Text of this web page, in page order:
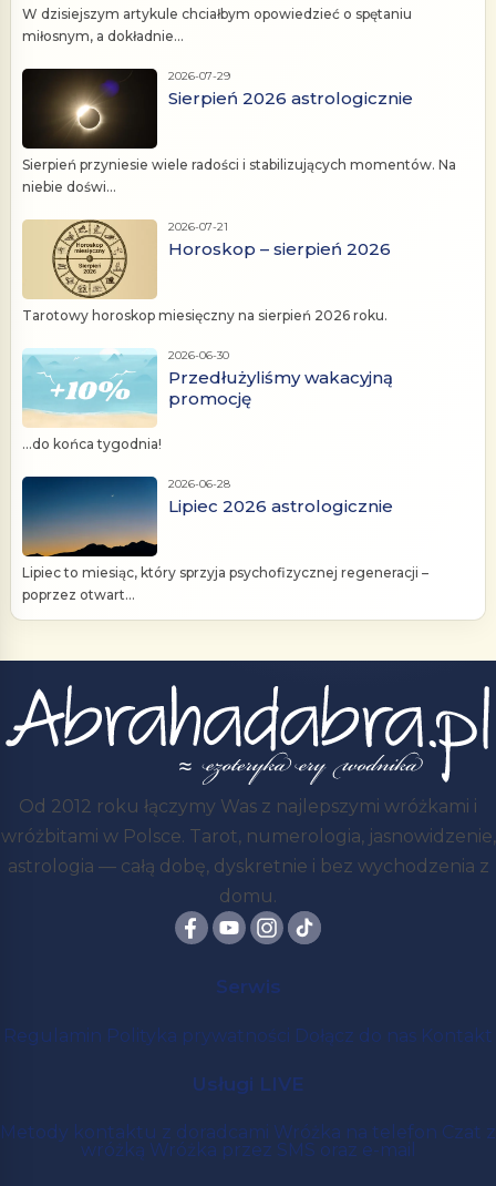
W dzisiejszym artykule chciałbym opowiedzieć o spętaniu
miłosnym, a dokładnie...
2026-07-29
Sierpień 2026 astrologicznie
Sierpień przyniesie wiele radości i stabilizujących momentów. Na
niebie doświ...
2026-07-21
Horoskop – sierpień 2026
Tarotowy horoskop miesięczny na sierpień 2026 roku.
2026-06-30
Przedłużyliśmy wakacyjną
promocję
...do końca tygodnia!
2026-06-28
Lipiec 2026 astrologicznie
Lipiec to miesiąc, który sprzyja psychofizycznej regeneracji –
poprzez otwart...
Od 2012 roku łączymy Was z najlepszymi wróżkami i
wróżbitami w Polsce. Tarot, numerologia, jasnowidzenie,
astrologia — całą dobę, dyskretnie i bez wychodzenia z
domu.
Serwis
Regulamin Polityka prywatności Dołącz do nas Kontakt
Usługi LIVE
Metody kontaktu z doradcami Wróżka na telefon Czat z
wróżką Wróżka przez SMS oraz e-mail